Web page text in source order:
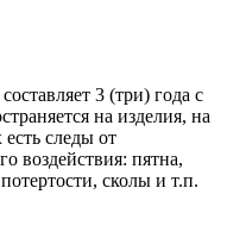
3 (три) года с
на изделия, на
следы от
воздействия: пятна,
сколы и т.п.